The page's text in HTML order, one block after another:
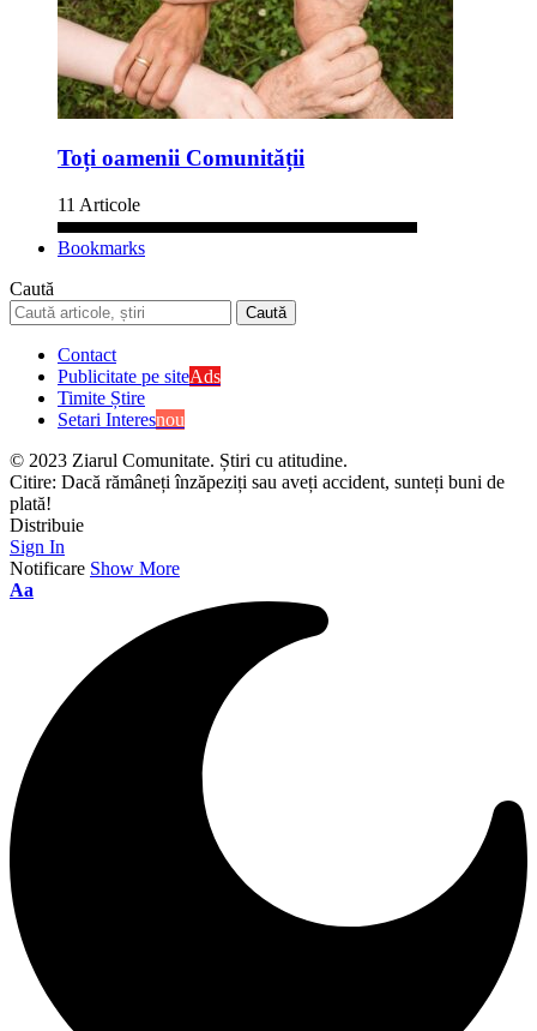
Toți oamenii Comunității
11 Articole
Bookmarks
Caută
Contact
Publicitate pe siteAds
Timite Știre
Setari Interesnou
© 2023 Ziarul Comunitate. Știri cu atitudine.
Citire: Dacă rămâneți înzăpeziți sau aveți accident, sunteți buni de
plată!
Distribuie
Sign In
Notificare Show More
Aa